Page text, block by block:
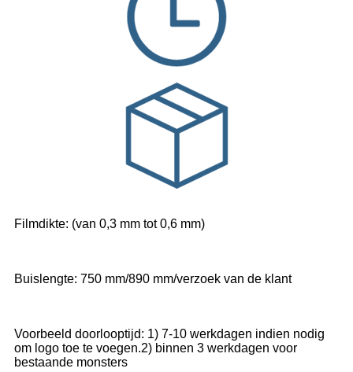
Filmdikte: (van 0,3 mm tot 0,6 mm)
Buislengte: 750 mm/890 mm/verzoek van de klant
Voorbeeld doorlooptijd: 1) 7-10 werkdagen indien nodig
om logo toe te voegen.2) binnen 3 werkdagen voor
bestaande monsters